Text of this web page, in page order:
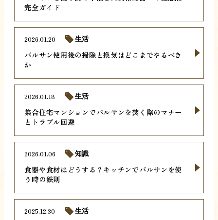
完全ガイド
バルサン使用後の掃除と換気はどこまでやるべき
か
2026.01.20 生活
集合住宅マンションでバルサンを焚く際のマナー
とトラブル回避
2026.01.18 生活
食器や食材はどうする？キッチンでバルサンを使
う時の鉄則
2026.01.06 知識
2025.12.30 生活